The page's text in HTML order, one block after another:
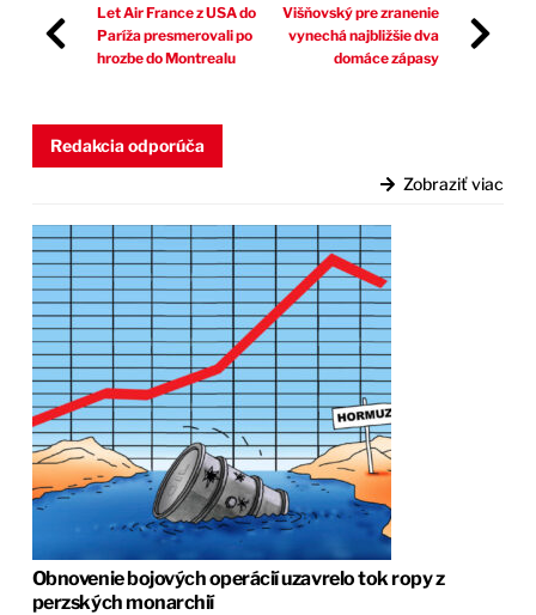
Let Air France z USA do
Paríža presmerovali po
hrozbe do Montrealu
Višňovský pre zranenie
vynechá najbližšie dva
domáce zápasy
Redakcia odporúča
Zobraziť viac
Obnovenie bojových operácií uzavrelo tok ropy z
perzských monarchií